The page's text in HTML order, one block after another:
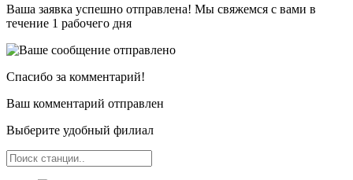
Ваша заявка успешно отправлена! Мы свяжемся с вами в
течение 1 рабочего дня
Спасибо за комментарий!
Ваш комментарий отправлен
Выберите удобный филиал